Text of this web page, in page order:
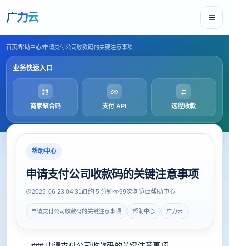
广力云
首页/帮助中心/申请支付公司收款码的关键注意事项
业务快速入口
商家聚合码 支付 API 远程收款
帮助中心
申请支付公司收款码的关键注意事项
2025-06-23 04:31 约 5 分钟 99次浏览 帮助中心
申请支付公司收款码的关键注意事项 帮助中心 广力云